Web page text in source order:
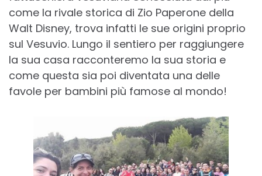
come la rivale storica di Zio Paperone della
Walt Disney, trova infatti le sue origini proprio
sul Vesuvio. Lungo il sentiero per raggiungere
la sua casa racconteremo la sua storia e
come questa sia poi diventata una delle
favole per bambini più famose al mondo!